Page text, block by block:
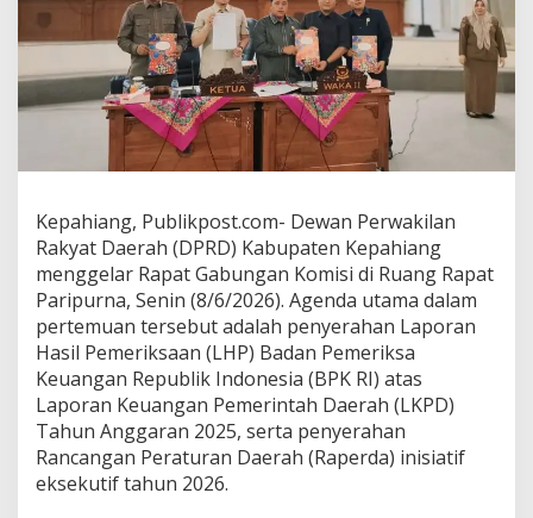
Kepahiang, Publikpost.com- Dewan Perwakilan
Rakyat Daerah (DPRD) Kabupaten Kepahiang
menggelar Rapat Gabungan Komisi di Ruang Rapat
Paripurna, Senin (8/6/2026). Agenda utama dalam
pertemuan tersebut adalah penyerahan Laporan
Hasil Pemeriksaan (LHP) Badan Pemeriksa
Keuangan Republik Indonesia (BPK RI) atas
Laporan Keuangan Pemerintah Daerah (LKPD)
Tahun Anggaran 2025, serta penyerahan
Rancangan Peraturan Daerah (Raperda) inisiatif
eksekutif tahun 2026.